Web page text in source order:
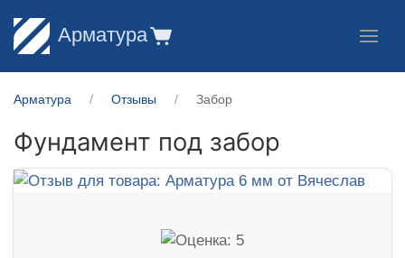
Арматура
Арматура Отзывы Забор
Фундамент под забор